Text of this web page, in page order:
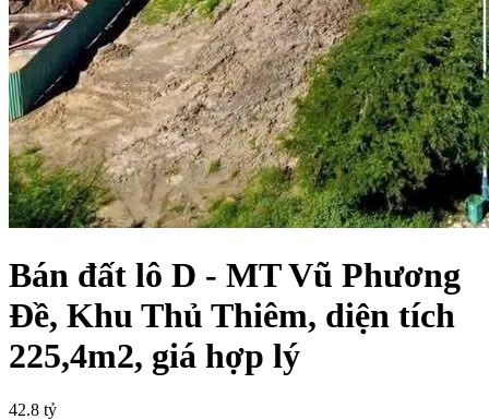
Bán đất lô D - MT Vũ Phương
Đề, Khu Thủ Thiêm, diện tích
225,4m2, giá hợp lý
42.8 tỷ